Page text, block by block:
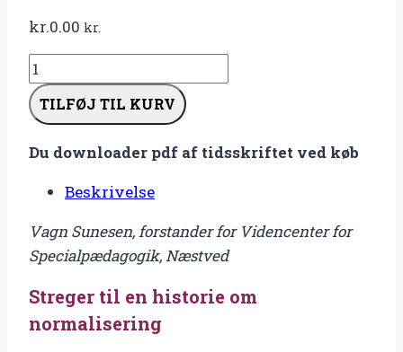
kr.0.00 kr.
Fra
2007-
5
til
om
normalisering
TILFØJ TIL KURV
Du downloader pdf af tidsskriftet ved køb
Beskrivelse
Vagn Sunesen, forstander for Videncenter for
Specialpædagogik, Næstved
Streger til en historie om
normalisering